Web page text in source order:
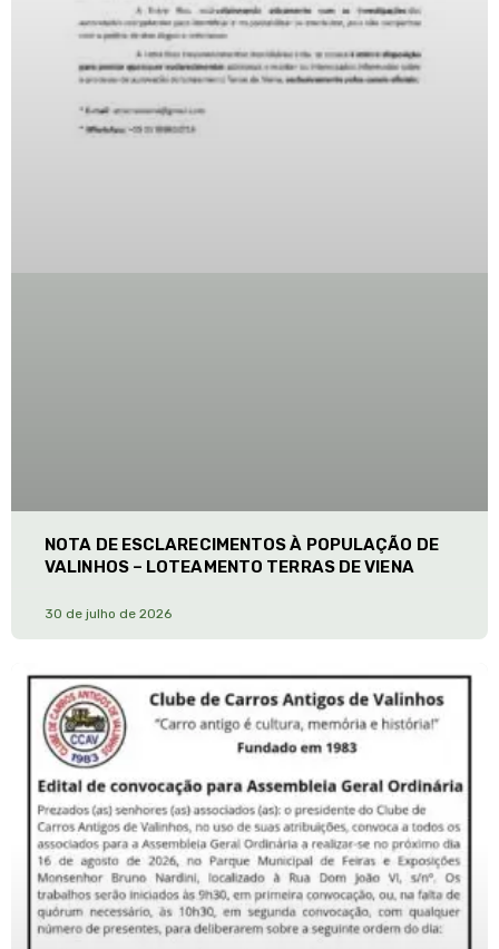
NOTA DE ESCLARECIMENTOS À POPULAÇÃO DE
VALINHOS – LOTEAMENTO TERRAS DE VIENA
30 de julho de 2026